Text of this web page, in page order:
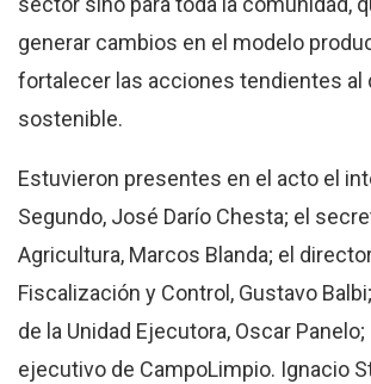
generar cambios en el modelo
fortalecer las acciones tendientes al
sostenible.
Estuvieron presentes en el acto el
Segundo, José Darío Chesta; el
Agricultura, Marcos Blanda; el
Fiscalización y Control, Gustavo
de la Unidad Ejecutora, Oscar
ejecutivo de CampoLimpio. Ignacio